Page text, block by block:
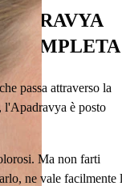
COMPLETA
passa attraverso la
l'Apadravya è posto
Ma non farti
ne vale facilmente